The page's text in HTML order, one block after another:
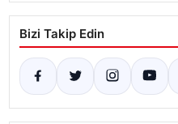
Bizi Takip Edin